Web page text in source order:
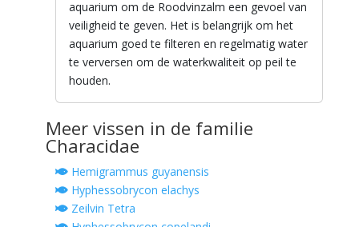
aquarium om de Roodvinzalm een gevoel van
veiligheid te geven. Het is belangrijk om het
aquarium goed te filteren en regelmatig water
te verversen om de waterkwaliteit op peil te
houden.
Meer vissen in de familie
Characidae
Hemigrammus guyanensis
Hyphessobrycon elachys
Zeilvin Tetra